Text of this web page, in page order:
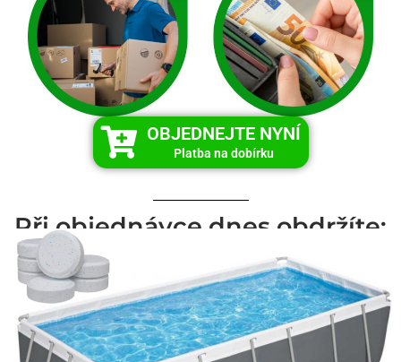
OBJEDNEJTE NYNÍ
Platba na dobírku
Při objednávce dnes obdržíte: